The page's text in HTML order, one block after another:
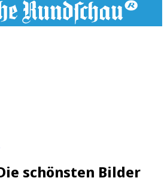
schönsten Bilder